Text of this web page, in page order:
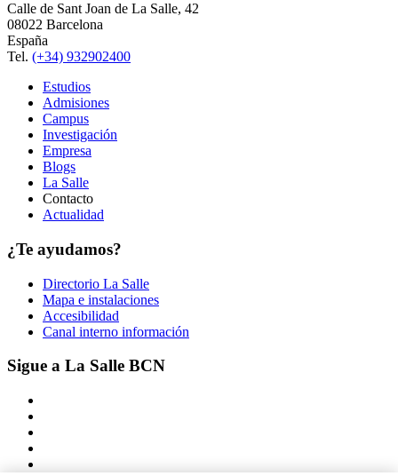
Calle de Sant Joan de La Salle, 42
08022 Barcelona
España
Tel. (+34) 932902400
Estudios
Admisiones
Campus
Investigación
Empresa
Blogs
La Salle
Contacto
Actualidad
¿Te ayudamos?
Directorio La Salle
Mapa e instalaciones
Accesibilidad
Canal interno información
Sigue a La Salle BCN